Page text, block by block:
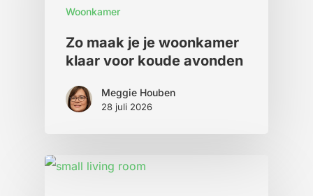
Woonkamer
Zo maak je je woonkamer
klaar voor koude avonden
Meggie Houben
28 juli 2026